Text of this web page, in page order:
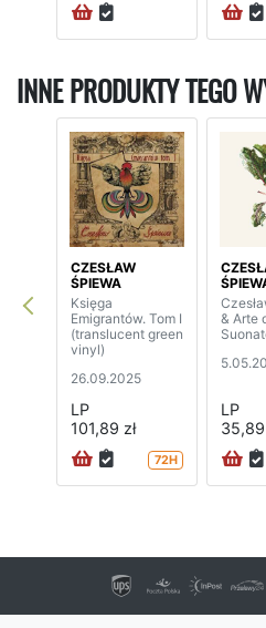
INNE PRODUKTY TEGO
CZESŁAW
ŚPIEWA
Księga
Emigrantów. Tom I
(translucent green
vinyl)
26.09.2025
LP
101,89 zł
72H
& Arte
LP
35,89